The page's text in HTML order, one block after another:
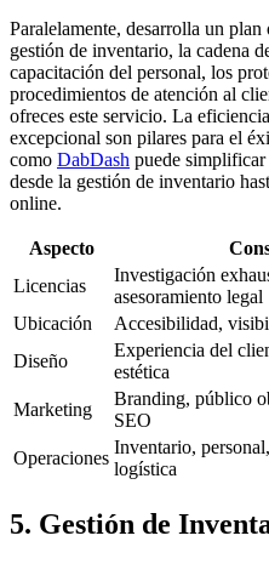
Paralelamente, desarrolla un
gestión de inventario, la cadena
capacitación del personal, los
procedimientos de atención al
ofreces este servicio. La
excepcional son pilares para el
como DabDash puede simplificar
desde la gestión de inventario
online.
Aspecto
Licencias
Investigación
asesoramiento legal
Ubicación
Accesibilidad,
Diseño
Experiencia del
estética
Marketing
Branding, público
SEO
Operaciones
Inventario,
logística
5. Gestión de